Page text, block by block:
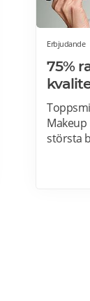
Erbjudande
75%
Makeup
största
som